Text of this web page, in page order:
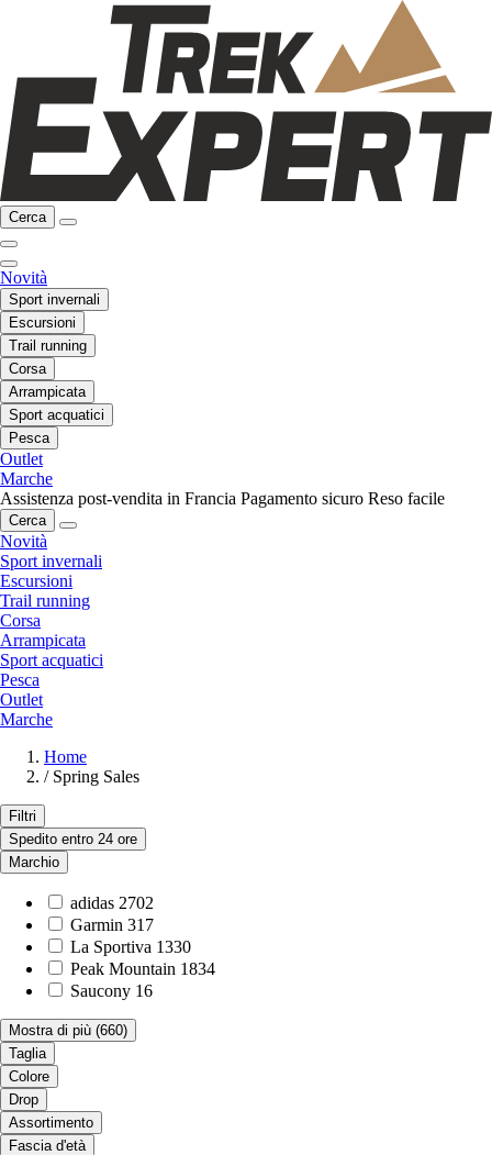
Cerca
Novità
Sport invernali
Escursioni
Trail running
Corsa
Arrampicata
Sport acquatici
Pesca
Outlet
Marche
Assistenza post-vendita in Francia Pagamento sicuro Reso facile
Cerca
Novità
Sport invernali
Escursioni
Trail running
Corsa
Arrampicata
Sport acquatici
Pesca
Outlet
Marche
Home
/ Spring Sales
Filtri
Spedito entro 24 ore
Marchio
adidas 2702
Garmin 317
La Sportiva 1330
Peak Mountain 1834
Saucony 16
Mostra di più (660)
Taglia
Colore
Drop
Assortimento
Fascia d'età